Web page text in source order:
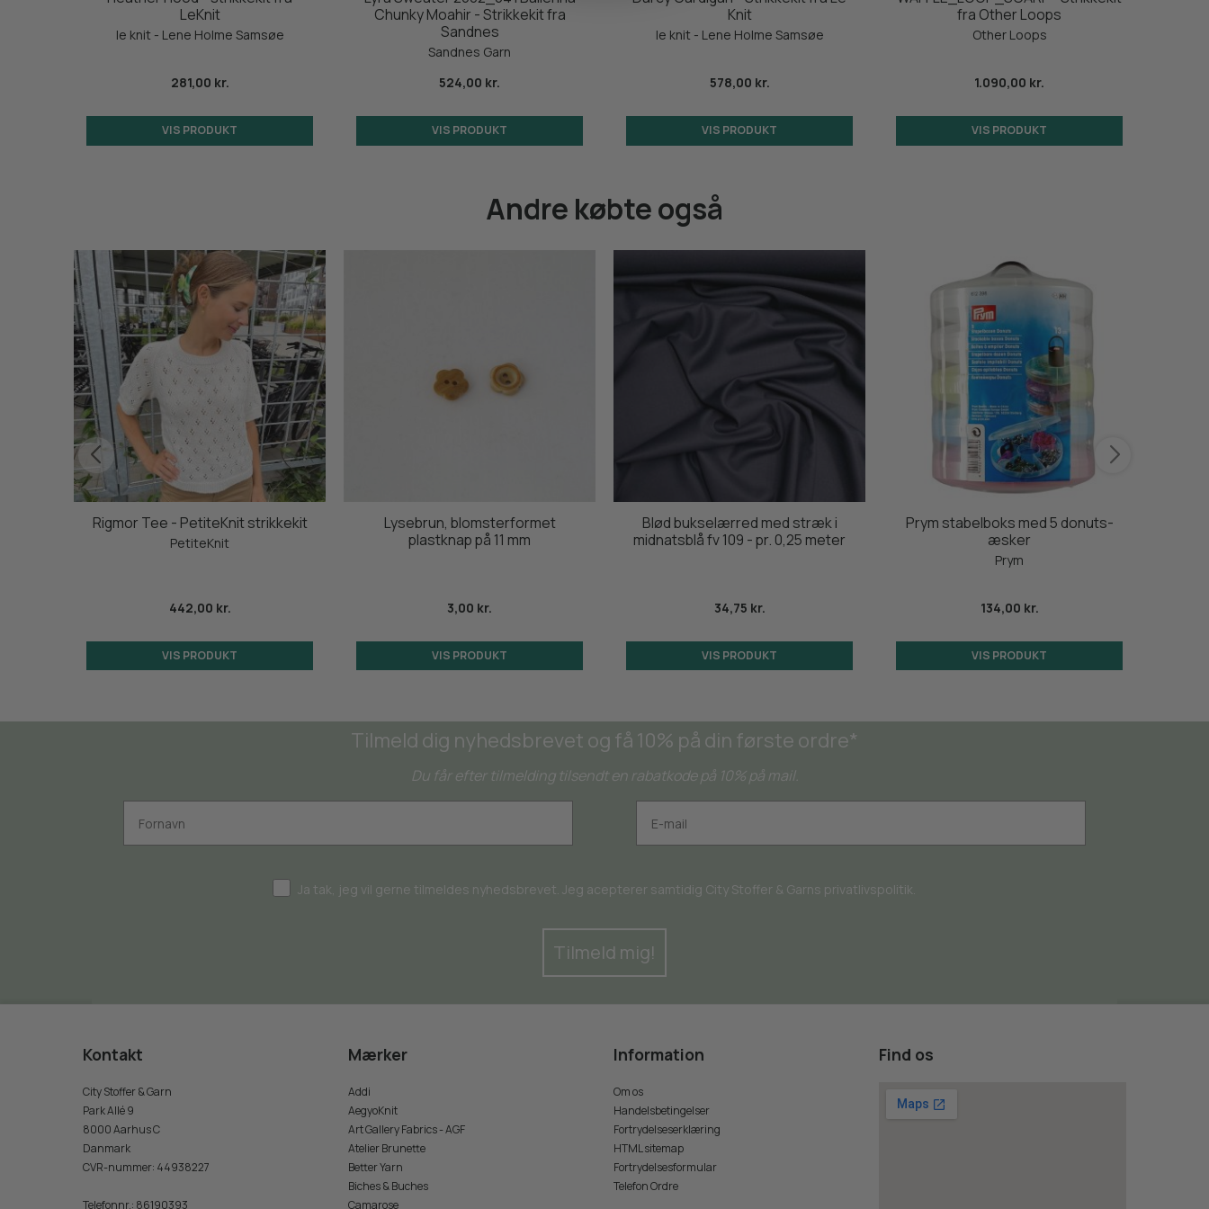
LeKnit
le knit - Lene Holme Samsøe
281,00 kr.
VIS PRODUKT
Chunky Moahir - Strikkekit fra
Sandnes
Sandnes Garn
524,00 kr.
VIS PRODUKT
Knit
le knit - Lene Holme Samsøe
578,00 kr.
VIS PRODUKT
fra Other Loops
Other Loops
1.090,00 kr.
VIS PRODUKT
Andre købte også
Rigmor Tee - PetiteKnit strikkekit
PetiteKnit
442,00 kr.
VIS PRODUKT
Lysebrun, blomsterformet
plastknap på 11 mm
3,00 kr.
VIS PRODUKT
Blød bukselærred med stræk i
midnatsblå fv 109 - pr. 0,25 meter
34,75 kr.
VIS PRODUKT
Prym stabelboks med 5 donuts-
æsker
Prym
134,00 kr.
VIS PRODUKT
Tilmeld dig nyhedsbrevet og få 10% på din første ordre*
Du får efter tilmelding tilsendt en rabatkode på 10% på mail.
Ja tak, jeg vil gerne tilmeldes nyhedsbrevet. Jeg acepterer samtidig City Stoffer & Garns privatlivspolitik.
Tilmeld mig!
Kontakt
City Stoffer & Garn
Park Allé 9
8000 Aarhus C
Danmark
CVR-nummer: 44938227
Telefonnr.: 86190393
Mærker
Addi
AegyoKnit
Art Gallery Fabrics - AGF
Atelier Brunette
Better Yarn
Biches & Buches
Camarose
Information
Om os
Handelsbetingelser
Fortrydelseserklæring
HTML sitemap
Fortrydelsesformular
Telefon Ordre
Find os